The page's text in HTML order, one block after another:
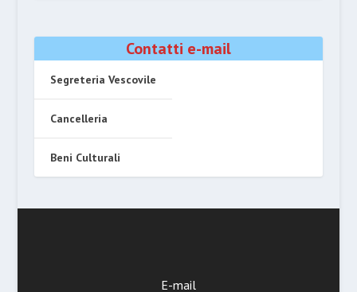
Contatti e-mail
Segreteria Vescovile
Cancelleria
Beni Culturali
E-mail